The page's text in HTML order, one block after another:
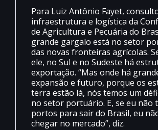
Para Luiz Antônio Fayet,
infraestrutura e logística da
de Agricultura e Pecuária do
grande gargalo está no setor
das novas fronteiras agrícolas.
ele, no Sul e no Sudeste há
exportação. “Mas onde há
expansão e futuro, porque os
terra estão lá, nós temos um
no setor portuário. E, se eu não
portos para sair do Brasil, eu
chegar no mercado”, diz.